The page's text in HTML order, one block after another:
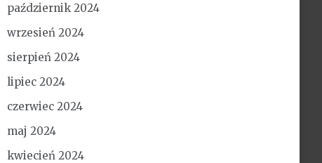
październik 2024
wrzesień 2024
sierpień 2024
lipiec 2024
czerwiec 2024
maj 2024
kwiecień 2024